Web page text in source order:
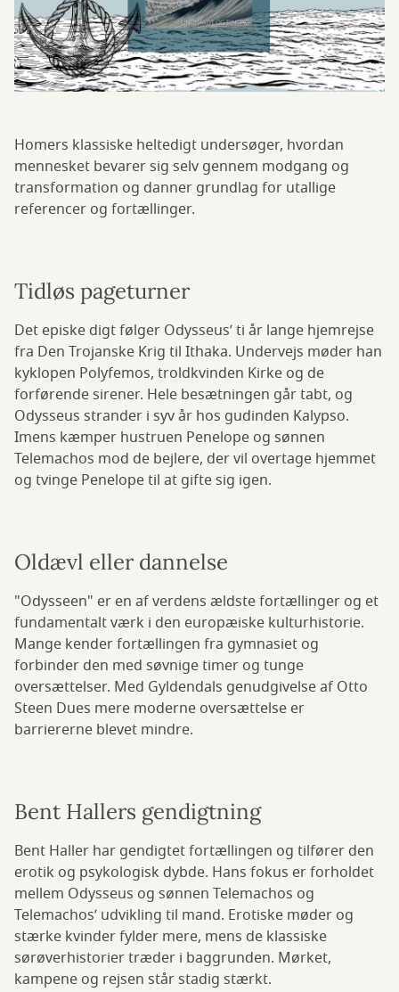
Homers klassiske heltedigt undersøger, hvordan
mennesket bevarer sig selv gennem modgang og
transformation og danner grundlag for utallige
referencer og fortællinger.
Tidløs pageturner
Det episke digt følger Odysseus’ ti år lange hjemrejse
fra Den Trojanske Krig til Ithaka. Undervejs møder han
kyklopen Polyfemos, troldkvinden Kirke og de
forførende sirener. Hele besætningen går tabt, og
Odysseus strander i syv år hos gudinden Kalypso.
Imens kæmper hustruen Penelope og sønnen
Telemachos mod de bejlere, der vil overtage hjemmet
og tvinge Penelope til at gifte sig igen.
Oldævl eller dannelse
"Odysseen" er en af verdens ældste fortællinger og et
fundamentalt værk i den europæiske kulturhistorie.
Mange kender fortællingen fra gymnasiet og
forbinder den med søvnige timer og tunge
oversættelser. Med Gyldendals genudgivelse af Otto
Steen Dues mere moderne oversættelse er
barriererne blevet mindre.
Bent Hallers gendigtning
Bent Haller har gendigtet fortællingen og tilfører den
erotik og psykologisk dybde. Hans fokus er forholdet
mellem Odysseus og sønnen Telemachos og
Telemachos’ udvikling til mand. Erotiske møder og
stærke kvinder fylder mere, mens de klassiske
sørøverhistorier træder i baggrunden. Mørket,
kampene og rejsen står stadig stærkt.